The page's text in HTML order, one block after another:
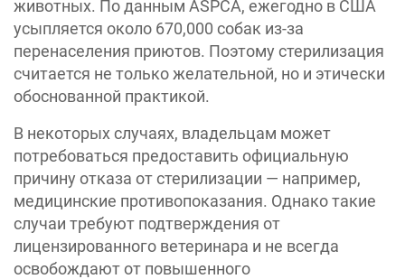
животных. По данным ASPCA, ежегодно в США
усыпляется около 670,000 собак из-за
перенаселения приютов. Поэтому стерилизация
считается не только желательной, но и этически
обоснованной практикой.
В некоторых случаях, владельцам может
потребоваться предоставить официальную
причину отказа от стерилизации — например,
медицинские противопоказания. Однако такие
случаи требуют подтверждения от
лицензированного ветеринара и не всегда
освобождают от повышенного